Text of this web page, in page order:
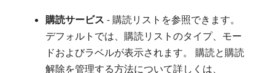
購読サービス - 購読リストを参照できます。
デフォルトでは、購読リストのタイプ、モー
ドおよびラベルが表示されます。 購読と購読
解除を管理する方法について詳しくは、